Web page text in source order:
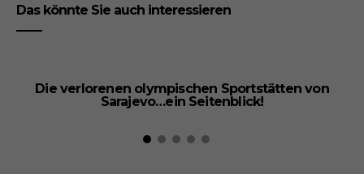
Das könnte Sie auch interessieren
Die verlorenen olympischen Sportstätten von
Sarajevo…ein Seitenblick!